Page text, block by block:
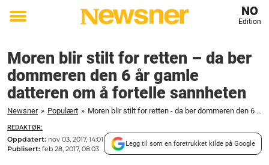
Toggle
NO
Edition
Moren blir stilt for retten – da ber
dommeren den 6 år gamle
datteren om å fortelle sannheten
Newsner » Populært » Moren blir stilt for retten - da ber dommeren den 6 år gamle datteren om å fortelle sannheten
REDAKTØR:
Oppdatert: nov 03, 2017, 14:01
Publisert: feb 28, 2017, 08:03
Legg til som en foretrukket kilde på Google